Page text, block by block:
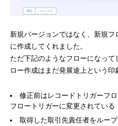
新規バージョンではなく、新規
に作成してくれました。
ただ下記のようなフローになっ
ロー作成はまだ発展途上という印
修正前はレコードトリガーフ
フロートリガーに変更されている
取得した取引先責任者をルー